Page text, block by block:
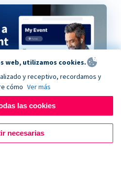
Event on Donorbox
web, utilizamos cookies.
y receptivo, recordamos y
cómo Ver más
las cookies
necesarias